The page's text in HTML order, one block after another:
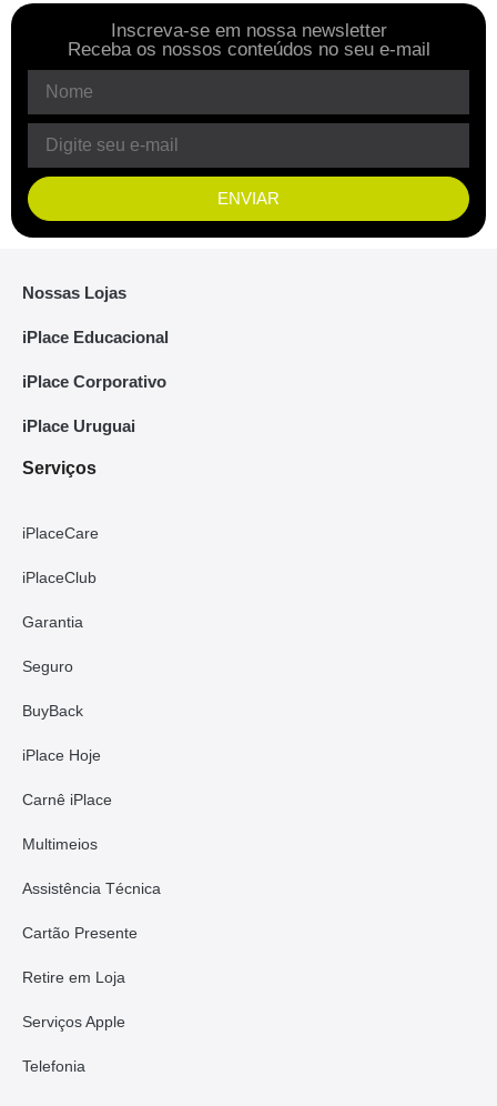
Inscreva-se em nossa newsletter
Receba os nossos conteúdos no seu e-mail
ENVIAR
Nossas Lojas
iPlace Educacional
iPlace Corporativo
iPlace Uruguai
Serviços
iPlaceCare
iPlaceClub
Garantia
Seguro
BuyBack
iPlace Hoje
Carnê iPlace
Multimeios
Assistência Técnica
Cartão Presente
Retire em Loja
Serviços Apple
Telefonia